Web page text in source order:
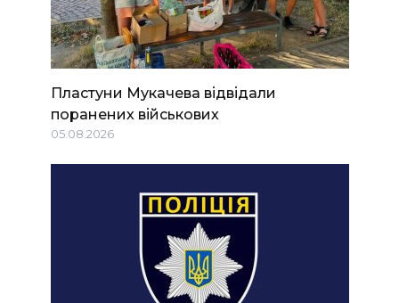
Пластуни Мукачева відвідали
поранених військових
05.08.2026